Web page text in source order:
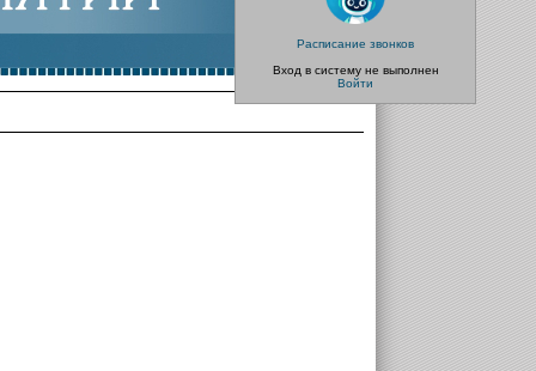
Расписание звонков
Вход в систему не выполнен
Войти